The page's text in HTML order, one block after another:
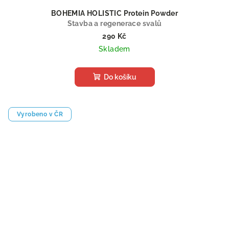
BOHEMIA HOLISTIC Protein Powder
Stavba a regenerace svalů
290 Kč
Skladem
Do košíku
Vyrobeno v ČR